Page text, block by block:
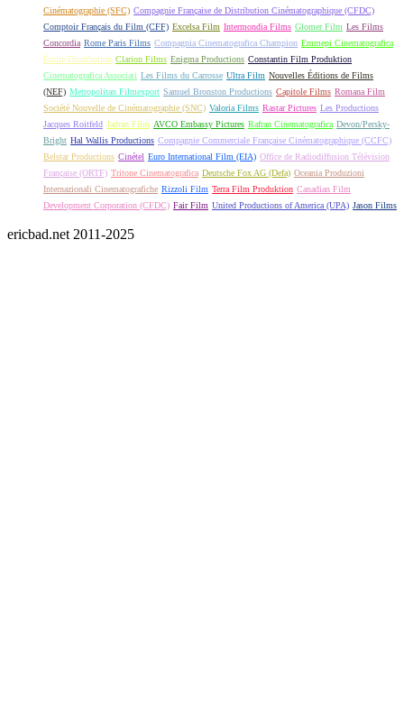
Cinématographie (SFC) Compagnie Française de Distribution Cinématographique (CFDC)
Comptoir Français du Film (CFF) Excelsa Film Intermondia Films Glomer Film Les Films
Concordia Rome Paris Films Compagnia Cinematografica Champion Emmepi Cinematografica
Étoile Distribution Clarion Films Enigma Productions Constantin Film Produktion
Cinematografica Associati Les Films du Carrosse Ultra Film Nouvelles Éditions de Films
(NEF) Metropolitan Filmexport Samuel Bronston Productions Capitole Films Romana Film
Société Nouvelle de Cinématographie (SNC) Valoria Films Rastar Pictures Les Productions
Jacques Roitfeld Jadran Film AVCO Embassy Pictures Rafran Cinematografica Devon/Persky-
Bright Hal Wallis Productions Compagnie Commerciale Française Cinématographique (CCFC)
Belstar Productions Cinétel Euro International Film (EIA) Office de Radiodiffusion Télévision
Française (ORTF) Tritone Cinematografica Deutsche Fox AG (Defa) Oceania Produzioni
Internazionali Cinematografiche Rizzoli Film Terra Film Produktion Canadian Film
Development Corporation (CFDC) Fair Film United Productions of America (UPA) Jason Films
ericbad.net 2011-2025